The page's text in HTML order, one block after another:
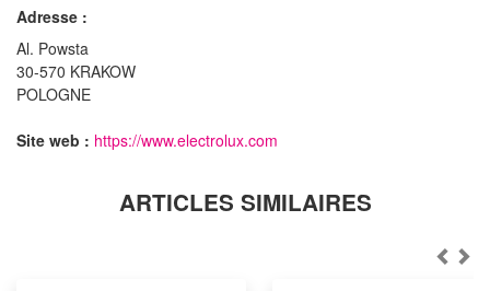
Adresse :
Al. Powsta
30-570 KRAKOW
POLOGNE
Site web : https://www.electrolux.com
ARTICLES SIMILAIRES